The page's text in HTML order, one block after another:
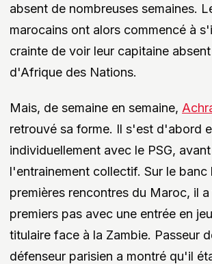
absent de nombreuses semaines.
marocains ont alors commencé à
crainte de voir leur capitaine
d'Afrique des Nations.
Mais, de semaine en semaine,
retrouvé sa forme. Il s'est d'abord
individuellement avec le PSG,
l'entrainement collectif. Sur le banc
premières rencontres du Maroc, il
premiers pas avec une entrée en
titulaire face à la Zambie. Passeur
défenseur parisien a montré qu'il